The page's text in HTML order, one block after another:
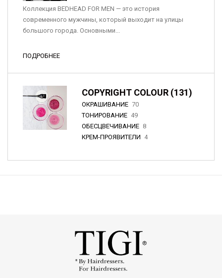
Коллекция BEDHEAD FOR MEN — это история
современного мужчины, который выходит на улицы
большого города. Основными...
ПОДРОБНЕЕ
COPYRIGHT COLOUR (131)
ОКРАШИВАНИЕ 70
ТОНИРОВАНИЕ 49
ОБЕСЦВЕЧИВАНИЕ 8
КРЕМ-ПРОЯВИТЕЛИ 4